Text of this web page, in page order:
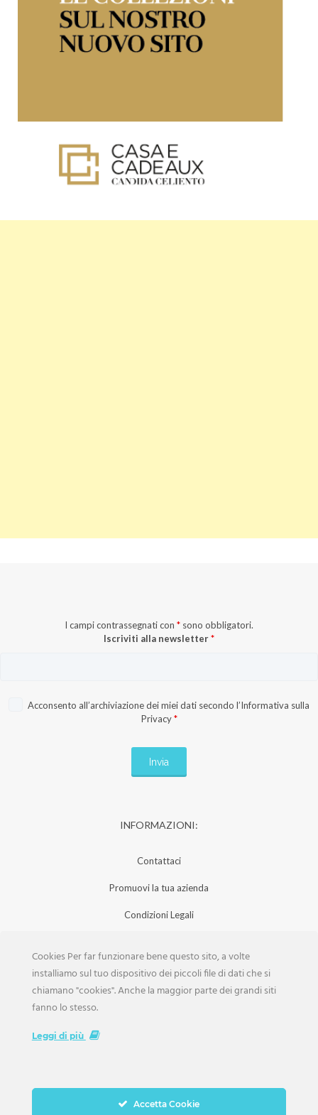
I campi contrassegnati con * sono obbligatori.
Iscriviti alla newsletter*
Acconsento all’archiviazione dei miei dati secondo l’Informativa sulla
Privacy *
INFORMAZIONI:
Contattaci
Promuovi la tua azienda
Condizioni Legali
Iscrizione Aziende
Scarica la Rivista
Cookies Per far funzionare bene questo sito, a volte
installiamo sul tuo dispositivo dei piccoli file di dati che si
chiamano "cookies". Anche la maggior parte dei grandi siti
fanno lo stesso.
Leggi di più
Accetta Cookie